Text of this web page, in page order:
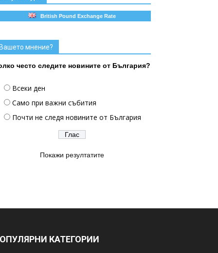
British Pound Exchange Rate
мнение?
често следите новините от България?
Всеки ден
Само при важни събития
Почти не следя новините от България
Покажи резултатите
КАТЕГОРИИ